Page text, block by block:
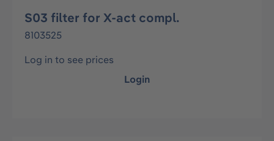
S03 filter for X-act compl.
8103525
Log in to see prices
Login